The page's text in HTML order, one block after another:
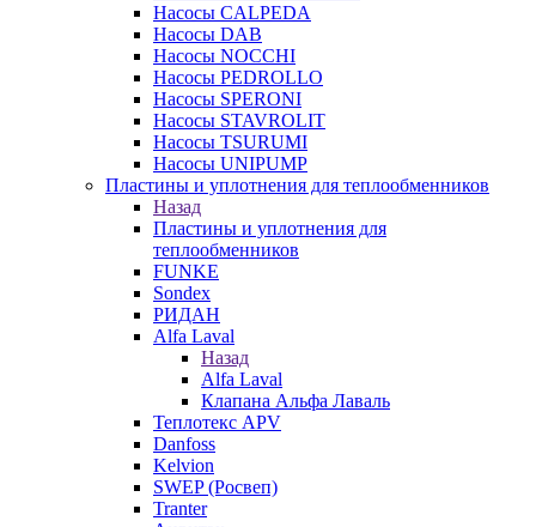
Насосы CALPEDA
Насосы DAB
Насосы NOCCHI
Насосы PEDROLLO
Насосы SPERONI
Насосы STAVROLIT
Насосы TSURUMI
Насосы UNIPUMP
Пластины и уплотнения для теплообменников
Назад
Пластины и уплотнения для
теплообменников
FUNKE
Sondex
РИДАН
Alfa Laval
Назад
Alfa Laval
Клапана Альфа Лаваль
Теплотекс APV
Danfoss
Kelvion
SWEP (Росвеп)
Tranter